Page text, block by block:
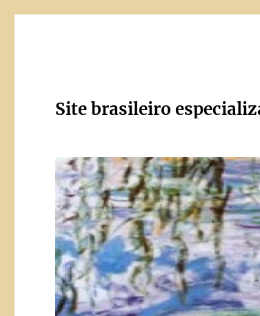
Site brasileiro